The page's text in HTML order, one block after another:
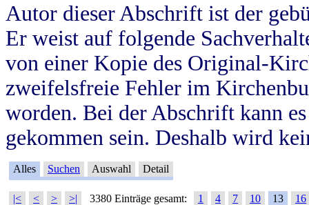
Autor dieser Abschrift ist der
Er weist auf folgende
von einer Kopie des Original-
zweifelsfreie Fehler im
worden. Bei der Abschrift kann
gekommen sein. Deshalb wird
Alles Suchen Auswahl Detail
|< < > >| 3380 Einträge gesamt: 1 4 7 10 13
16